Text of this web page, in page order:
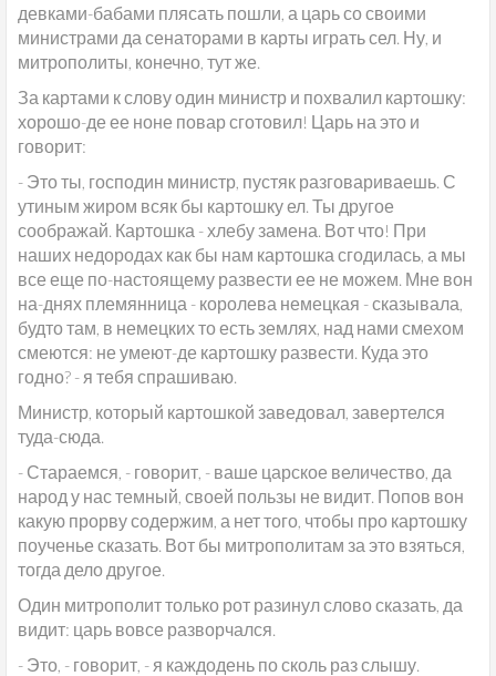
девками-бабами плясать пошли, а царь со своими
министрами да сенаторами в карты играть сел. Ну, и
митрополиты, конечно, тут же.
За картами к слову один министр и похвалил картошку:
хорошо-де ее ноне повар сготовил! Царь на это и
говорит:
- Это ты, господин министр, пустяк разговариваешь. С
утиным жиром всяк бы картошку ел. Ты другое
соображай. Картошка - хлебу замена. Вот что! При
наших недородах как бы нам картошка сгодилась, а мы
все еще по-настоящему развести ее не можем. Мне вон
на-днях племянница - королева немецкая - сказывала,
будто там, в немецких то есть землях, над нами смехом
смеются: не умеют-де картошку развести. Куда это
годно? - я тебя спрашиваю.
Министр, который картошкой заведовал, завертелся
туда-сюда.
- Стараемся, - говорит, - ваше царское величество, да
народ у нас темный, своей пользы не видит. Попов вон
какую прорву содержим, а нет того, чтобы про картошку
поученье сказать. Вот бы митрополитам за это взяться,
тогда дело другое.
Один митрополит только рот разинул слово сказать, да
видит: царь вовсе разворчался.
- Это, - говорит, - я каждодень по сколь раз слышу.